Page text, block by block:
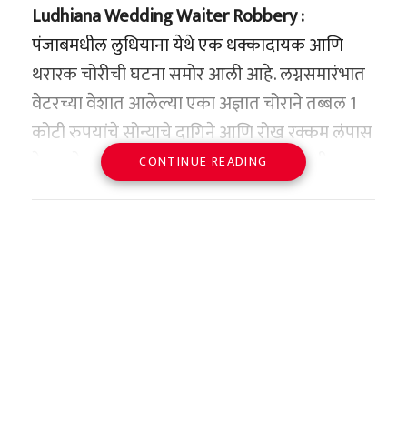
Ludhiana Wedding Waiter Robbery:
पंजाबमधील लुधियाना येथे एक धक्कादायक आणि
थरारक चोरीची घटना समोर आली आहे. लग्नसमारंभात
वेटरच्या वेशात आलेल्या एका अज्ञात चोराने तब्बल 1
कोटी रुपयांचे सोन्याचे दागिने आणि रोख रक्कम लंपास
केल्याने खळबळ उडाली आहे. ही घटना शहरातील
नामांकित स्टर्लिंग रिसॉर्ट (Pakhowal Road) येथे
CONTINUE READING